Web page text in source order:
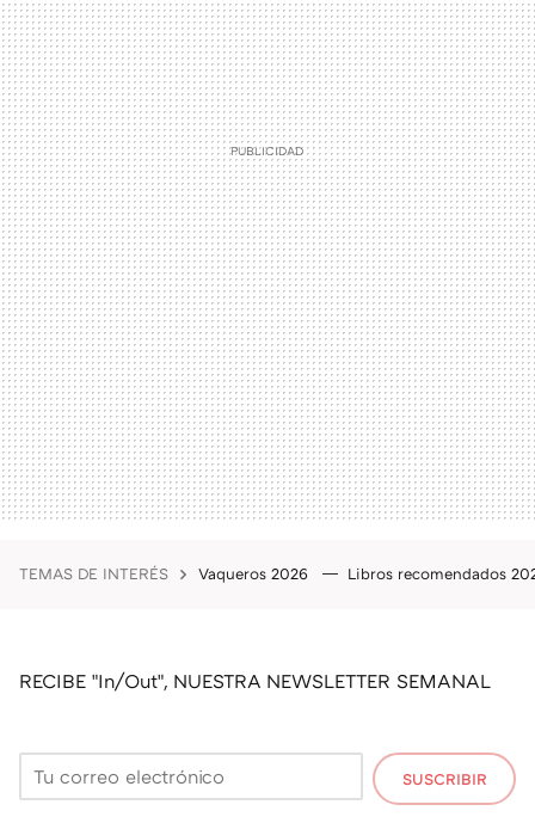
TEMAS DE INTERÉS Vaqueros 2026 Libros recomendados
RECIBE "In/Out", NUESTRA NEWSLETTER SEMANAL
SUSCRIBIR